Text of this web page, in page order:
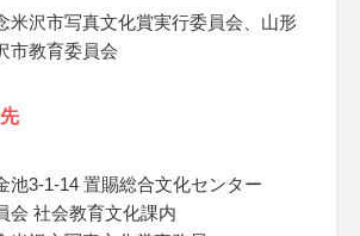
米沢市写真文化賞実行委員会、山形
市教育委員会
池3-1-14 置賜総合文化センター
会 社会教育文化課内